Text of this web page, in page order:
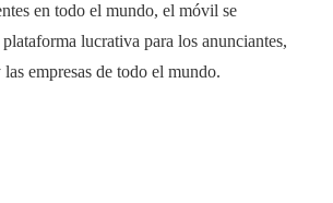
en todo el mundo, el móvil se
lucrativa para los anunciantes,
empresas de todo el mundo.